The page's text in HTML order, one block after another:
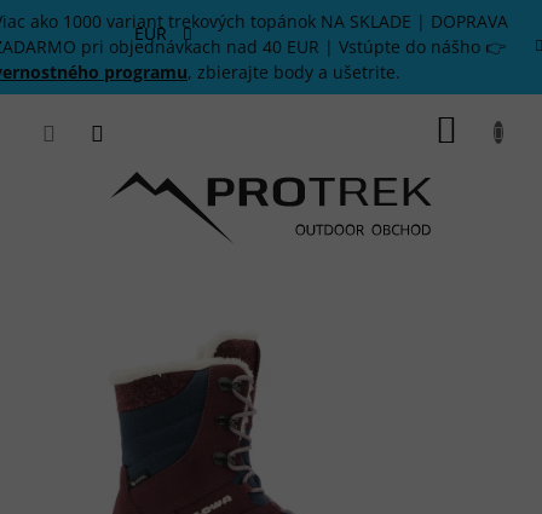
Prejsť
na
obsah
ako 1000 variant trekových topánok NA SKLADE | DOPRAVA
pri objednávkach nad 40 EUR | Vstúpte do nášho 👉
programu, zbierajte body a ušetrite.
EUR